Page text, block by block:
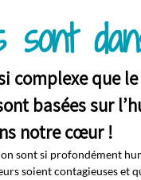
sont
complexe que
basées sur
notre cœur !
sont si profondément
soient contagieuses et